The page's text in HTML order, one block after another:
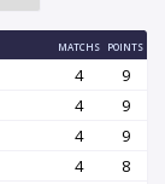
MATCHS POINTS
4
9
4
9
4
9
4
8